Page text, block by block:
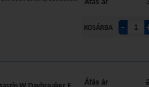
Áfás ár
Áfás ár